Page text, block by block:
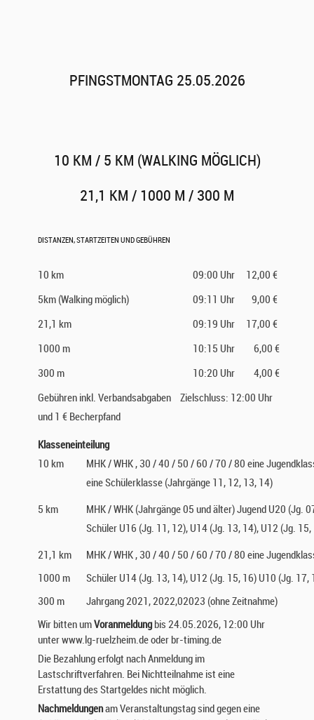
PFINGSTMONTAG 25.05.2026
10 KM / 5 KM (WALKING MÖGLICH)
21,1 KM / 1000 M / 300 M
DISTANZEN, STARTZEITEN UND GEBÜHREN
10 km 09:00 Uhr 12,00 €
5km (Walking möglich) 09:11 Uhr 9,00 €
21,1 km 09:19 Uhr 17,00 €
1000 m 10:15 Uhr 6,00 €
300 m 10:20 Uhr 4,00 €
Gebühren inkl. Verbandsabgaben
und 1 € Becherpfand
Zielschluss: 12:00 Uhr
Klasseneinteilung
10 km
MHK / WHK , 30 / 40 / 50 / 60 / 70 / 80 eine
eine Schülerklasse (Jahrgänge 11, 12, 13, 14)
5 km
MHK / WHK (Jahrgänge 05 und älter) Jugend U20 (Jg.
Schüler U16 (Jg. 11, 12), U14 (Jg. 13, 14), U12 (Jg. 15,
21,1 km
MHK / WHK , 30 / 40 / 50 / 60 / 70 / 80 eine
1000 m
Schüler U14 (Jg. 13, 14), U12 (Jg. 15, 16) U10 (Jg. 17,
300 m
Jahrgang 2021, 2022,02023 (ohne Zeitnahme)
Wir bitten umVoranmeldungbis 24.05.2026, 12:00 Uhr
unter www.lg-ruelzheim.de oder br-timing.de
Die Bezahlung erfolgt nach Anmeldung im
Lastschriftverfahren. Bei Nichtteilnahme ist eine
Erstattung des Startgeldes nicht möglich.
Nachmeldungenam Veranstaltungstag sind gegen eine